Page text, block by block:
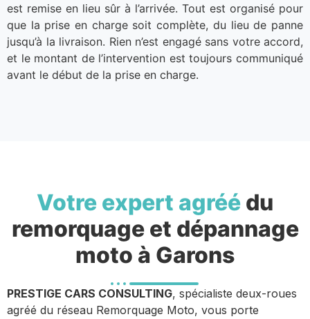
est remise en lieu sûr à l’arrivée. Tout est organisé pour
que la prise en charge soit complète, du lieu de panne
jusqu’à la livraison. Rien n’est engagé sans votre accord,
et le montant de l’intervention est toujours communiqué
avant le début de la prise en charge.
Votre expert agréé du
remorquage et dépannage
moto à Garons
PRESTIGE CARS CONSULTING, spécialiste deux-roues
agréé du réseau Remorquage Moto, vous porte